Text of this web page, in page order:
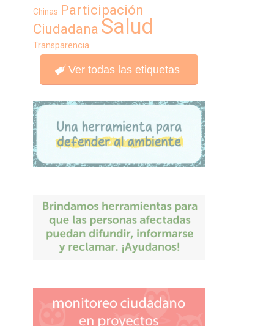
Chinas Participación
Ciudadana Salud
Transparencia
Ver todas las etiquetas